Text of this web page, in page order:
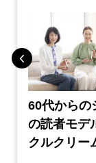
60代からの
の読者モデ
クルクリー